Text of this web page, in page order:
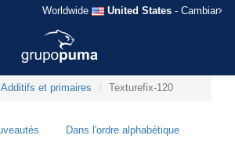
Worldwide United States - Cambiar
Additifs et primaires Texturefix-120
Dans l'ordre alphabétique